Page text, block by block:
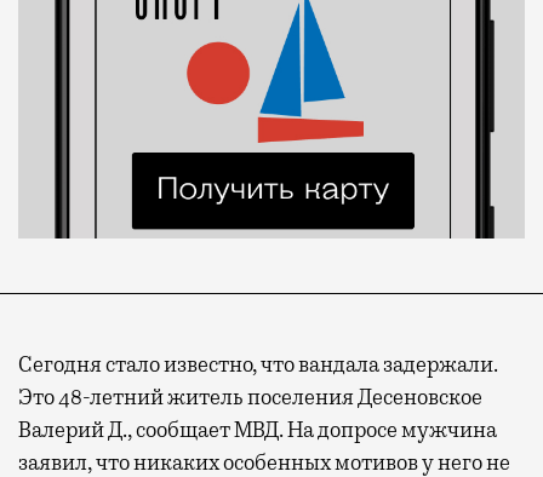
Сегодня стало известно, что вандала задержали.
Это 48-летний житель поселения Десеновское
Валерий Д., сообщает МВД. На допросе мужчина
заявил, что никаких особенных мотивов у него не